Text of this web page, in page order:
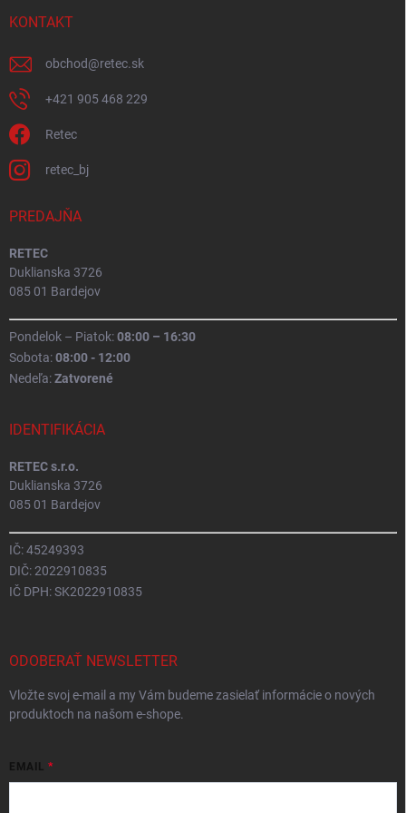
KONTAKT
obchod@retec.sk
+421 905 468 229
Retec
retec_bj
PREDAJŇA
RETEC
Duklianska 3726
085 01 Bardejov
Pondelok – Piatok:08:00 – 16:30
Sobota:08:00 - 12:00
Nedeľa:Zatvorené
IDENTIFIKÁCIA
RETEC s.r.o.
Duklianska 3726
085 01 Bardejov
IČ: 45249393
DIČ: 2022910835
IČ DPH: SK2022910835
ODOBERAŤ NEWSLETTER
Vložte svoj e-mail a my Vám budeme zasielať informácie o nových
produktoch na našom e-shope.
EMAIL